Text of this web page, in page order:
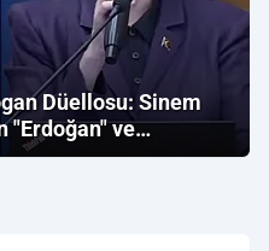
Düellosu: Sinem
"Erdoğan" ve